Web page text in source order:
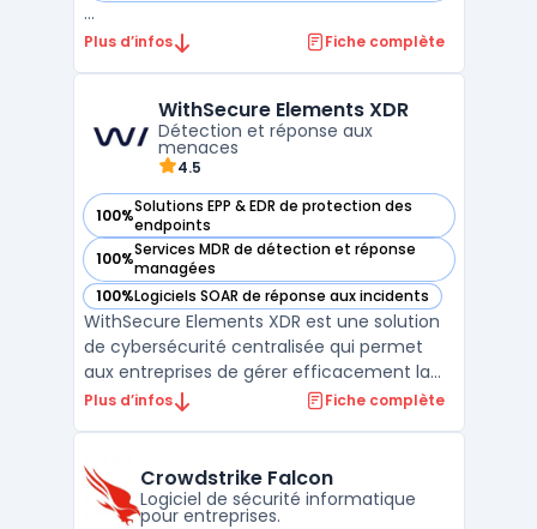
...
Plus d’infos Fiche complète
WithSecure Elements XDR
Détection et réponse aux
menaces
4.5
100%Solutions EPP & EDR de protection des
endpoints
— voir WithSecure Elements XDR dans cette catégorie
100%Services MDR de détection et réponse
managées
— voir WithSecure Elements XDR dans cette catégorie
100%Logiciels SOAR de réponse aux incidents
— voir WithSecure Elements XDR dans cette catégorie
WithSecure Elements XDR est une solution
de cybersécurité centralisée qui permet
aux entreprises de gérer efficacement la
détection et réponse étendue (XDR). Ce
combinant plusieurs couches de sécurité,
telles que l'analyse comport ...
Plus d’infos Fiche complète
Crowdstrike Falcon
Logiciel de sécurité informatique
pour entreprises.